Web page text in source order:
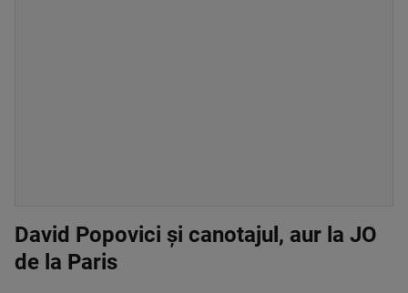
David Popovici și canotajul, aur la JO
de la Paris